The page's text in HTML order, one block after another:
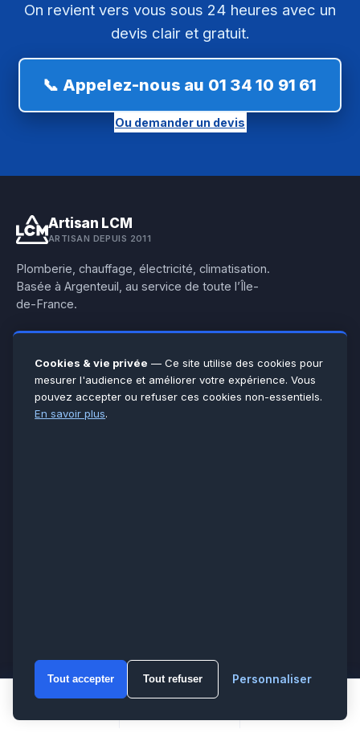
On revient vers vous sous 24 heures avec un
devis clair et gratuit.
📞 Appelez-nous au 01 34 10 91 61
Ou demander un devis
Artisan LCM
ARTISAN DEPUIS 2011
Plomberie, chauffage, électricité, climatisation.
Basée à Argenteuil, au service de toute l’Île-
de-France.
01 34 10 91 61
WhatsApp 06 38 95 61 18
4,9/5 Google
6 500+ chantiers
Cookies & vie privée — Ce site utilise des cookies pour
mesurer l'audience et améliorer votre expérience. Vous
pouvez accepter ou refuser ces cookies non-essentiels.
En savoir plus.
Tout accepter Tout refuser Personnaliser